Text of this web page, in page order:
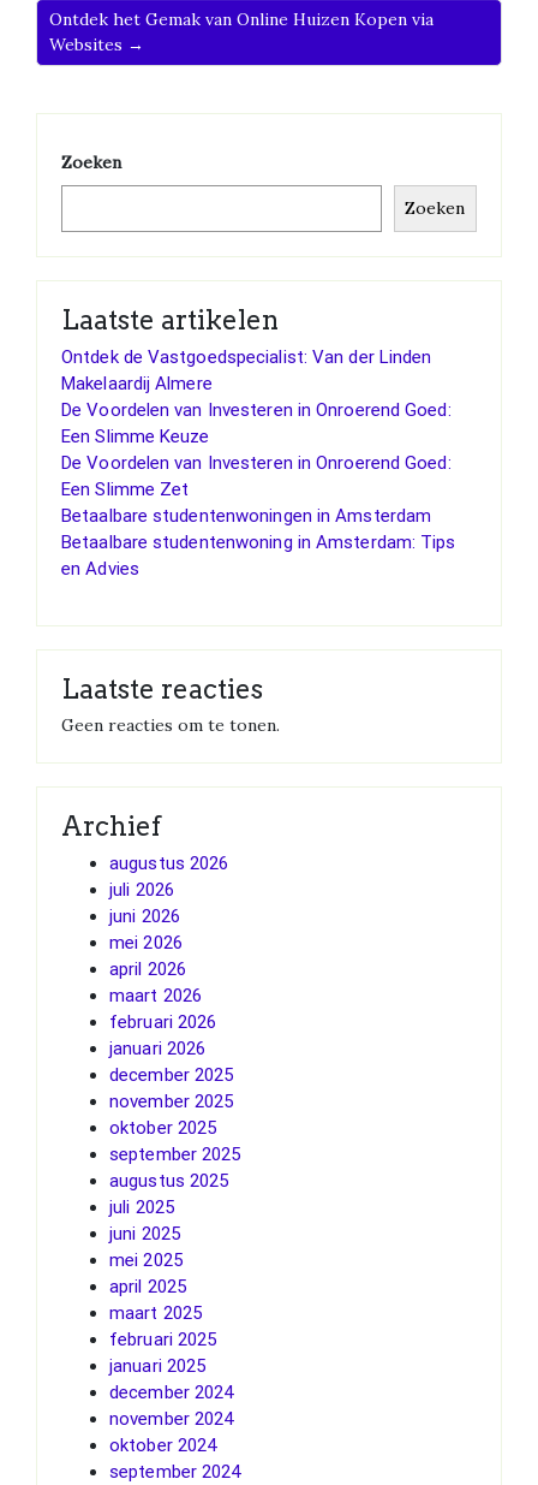
Ontdek het Gemak van Online Huizen Kopen via
Websites →
Zoeken
Zoeken
Laatste artikelen
Ontdek de Vastgoedspecialist: Van der Linden
Makelaardij Almere
De Voordelen van Investeren in Onroerend Goed:
Een Slimme Keuze
De Voordelen van Investeren in Onroerend Goed:
Een Slimme Zet
Betaalbare studentenwoningen in Amsterdam
Betaalbare studentenwoning in Amsterdam: Tips
en Advies
Laatste reacties
Geen reacties om te tonen.
Archief
augustus 2026
juli 2026
juni 2026
mei 2026
april 2026
maart 2026
februari 2026
januari 2026
december 2025
november 2025
oktober 2025
september 2025
augustus 2025
juli 2025
juni 2025
mei 2025
april 2025
maart 2025
februari 2025
januari 2025
december 2024
november 2024
oktober 2024
september 2024